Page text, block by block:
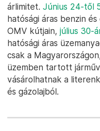
árlimitet. Június 24-től
hatósági áras benzin
OMV kútjain, július 30-
hatósági áras
csak a
üzemben tartott
vásárolhatnak a
és gázolajból.